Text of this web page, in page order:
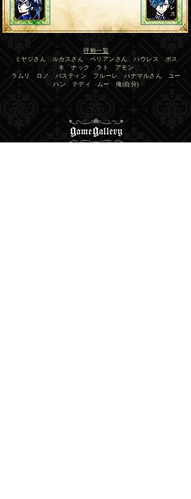
呼称一覧
​ミヤジさん ルカスさん ベリアンさん ハウレス ボス
キ ナック ラト アモン
​ラムリ ロノ バスティン フルーレ ハナマルさん ユー
ハン テディ ムー 俺(自分)